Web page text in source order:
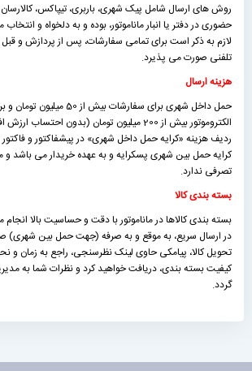
روش های ارسال شامل پیک شهری، باربری، تیپاکس،
حضوری در دفتر یا انبار ماناموتور، بوده و به دلخواه و
لازم به ذکر است برای تمامی سفارشات، پس از پردازش و قبل
تلفنی صورت می پذیرد.
هزینه ارسال
حمل داخل شهری برای سفارشات بیش
الکتروموتور بیش از 200 میلیون تومان (بدون
ردیف هزینه «كرايه حمل داخل شهری» در پیشفاکتور و
کرایه حمل بین شهری پسکرایه و به عهده خریدار می باشد و
تصرفی ندارد.
بسته بندی کالا
بسته بندی کالاها در ماناموتور با دقت و حساسیت بالا
در ارسال سریع، به موقع و به صرفه (جهت حمل بین شهری)
تحویل کالا، پیامکی حاوی لینک نظرسنجی، راجع به زمان و
کیفیت بسته بندی، دریافت خواهید کرد و نظرات شما به
گردد.